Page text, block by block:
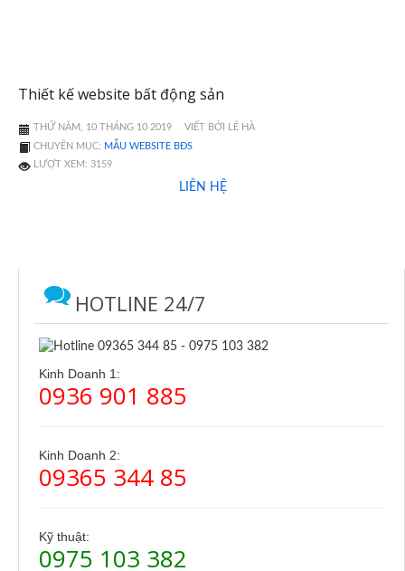
Thiết kế website bất động sản
THỨ NĂM, 10 THÁNG 10 2019
VIẾT BỞI LÊ HÀ
CHUYÊN MỤC: MẪU WEBSITE BĐS
LƯỢT XEM: 3159
LIÊN HỆ
HOTLINE 24/7
Kinh Doanh 1:
0936 901 885
Kinh Doanh 2:
09365 344 85
Kỹ thuật:
0975 103 382